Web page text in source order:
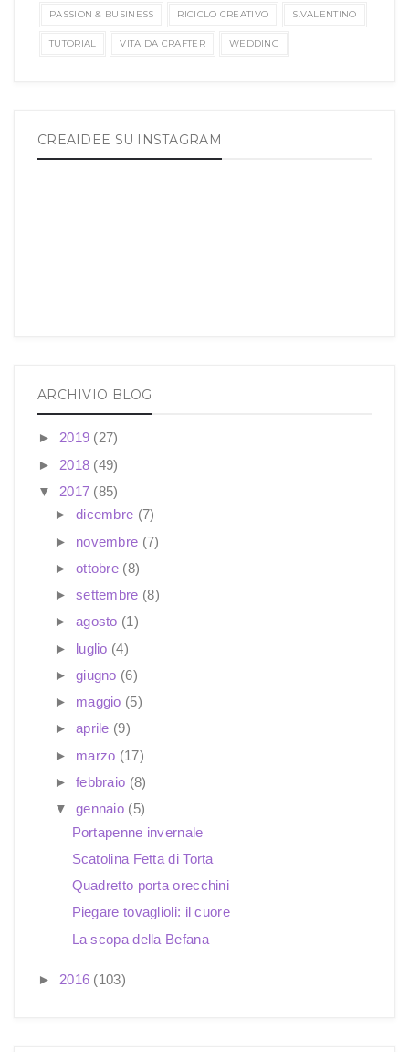
PASSION & BUSINESS RICICLO CREATIVO S.VALENTINO
TUTORIAL VITA DA CRAFTER WEDDING
CREAIDEE SU INSTAGRAM
ARCHIVIO BLOG
► 2019 (27)
► 2018 (49)
▼ 2017 (85)
► dicembre (7)
► novembre (7)
► ottobre (8)
► settembre (8)
► agosto (1)
► luglio (4)
► giugno (6)
► maggio (5)
► aprile (9)
► marzo (17)
► febbraio (8)
▼ gennaio (5)
Portapenne invernale
Scatolina Fetta di Torta
Quadretto porta orecchini
Piegare tovaglioli: il cuore
La scopa della Befana
► 2016 (103)